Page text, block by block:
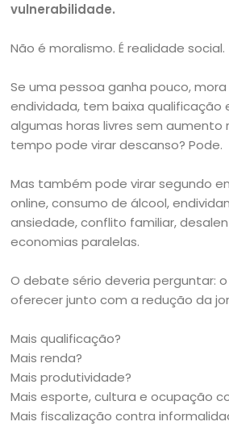
vulnerabilidade.
Não é moralismo. É realidade social.
Se uma pessoa ganha pouco, mora
endividada, tem baixa qualificação
algumas horas livres sem aumento
tempo pode virar descanso? Pode.
Mas também pode virar segundo
online, consumo de álcool,
ansiedade, conflito familiar,
economias paralelas.
O debate sério deveria perguntar:
oferecer junto com a redução da
Mais qualificação?
Mais renda?
Mais produtividade?
Mais esporte, cultura e ocupação
Mais fiscalização contra